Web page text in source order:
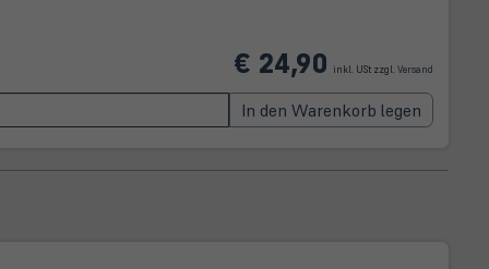
€ 24,90 inkl. USt zzgl. Versand
In den Warenkorb legen